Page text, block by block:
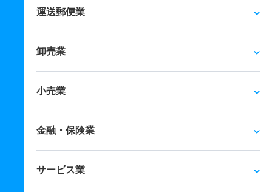
運送郵便業
卸売業
小売業
金融・保険業
サービス業